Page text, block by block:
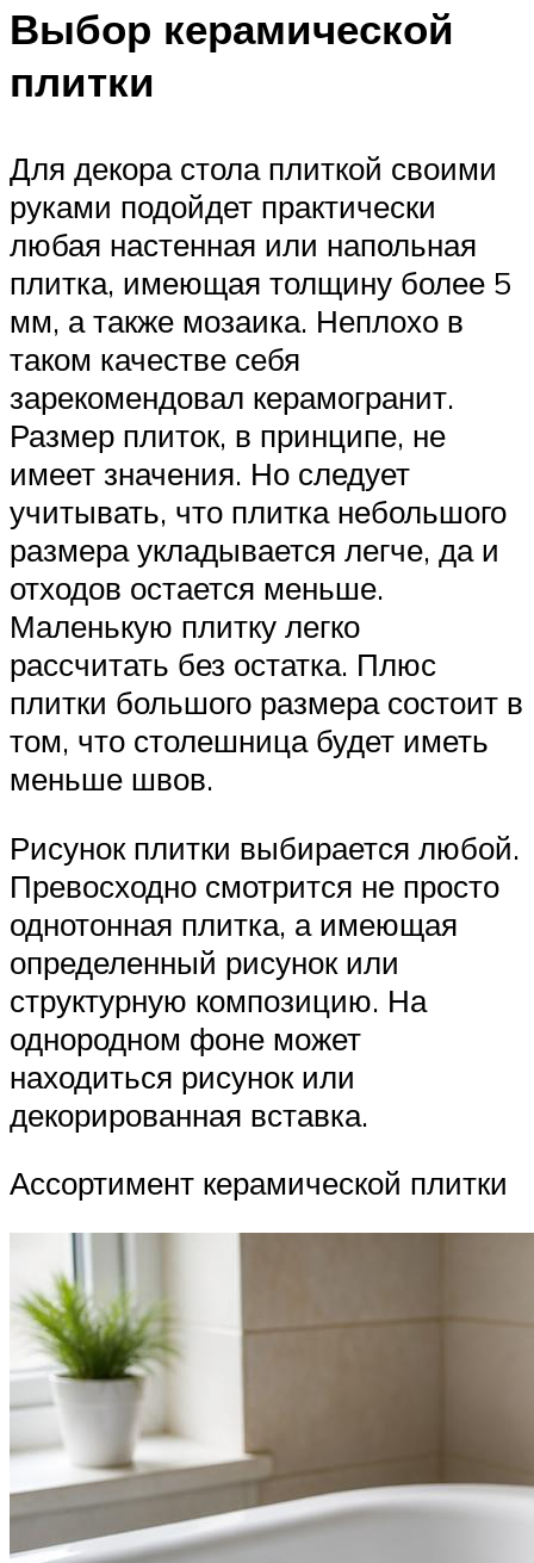
Выбор керамической
плитки
Для декора стола плиткой своими
руками подойдет практически
любая настенная или напольная
плитка, имеющая толщину более 5
мм, а также мозаика. Неплохо в
таком качестве себя
зарекомендовал керамогранит.
Размер плиток, в принципе, не
имеет значения. Но следует
учитывать, что плитка небольшого
размера укладывается легче, да и
отходов остается меньше.
Маленькую плитку легко
рассчитать без остатка. Плюс
плитки большого размера состоит в
том, что столешница будет иметь
меньше швов.
Рисунок плитки выбирается любой.
Превосходно смотрится не просто
однотонная плитка, а имеющая
определенный рисунок или
структурную композицию. На
однородном фоне может
находиться рисунок или
декорированная вставка.
Ассортимент керамической плитки